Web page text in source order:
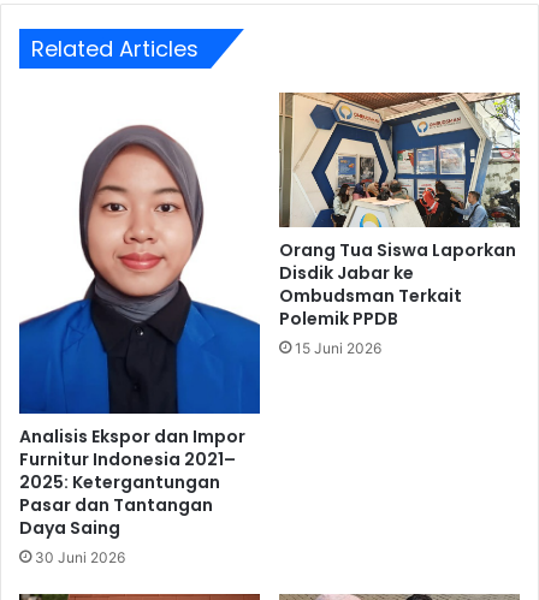
Related Articles
Analisis Ekspor dan Impor
Furnitur Indonesia 2021–
2025: Ketergantungan
Pasar dan Tantangan
Daya Saing
30 Juni 2026
Orang Tua Siswa Laporkan
Disdik Jabar ke
Ombudsman Terkait
Polemik PPDB
15 Juni 2026